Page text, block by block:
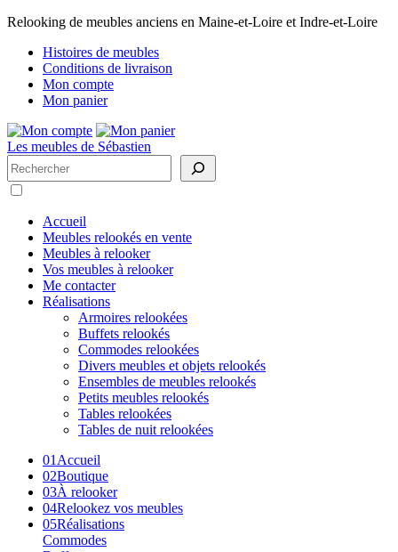
Relooking de meubles anciens en Maine-et-Loire et Indre-et-Loire
Histoires de meubles
Conditions de livraison
Mon compte
Mon panier
Les meubles de Sébastien
Rechercher
Accueil
Meubles relookés en vente
Meubles à relooker
Vos meubles à relooker
Me contacter
Réalisations
Armoires relookées
Buffets relookés
Commodes relookées
Divers meubles et objets relookés
Ensembles de meubles relookés
Petits meubles relookés
Tables relookées
Tables de nuit relookées
01 Accueil
02Boutique
03À relooker
04Relookez vos meubles
05Réalisations
Commodes